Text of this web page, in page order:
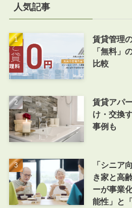
人気記事
賃貸管理
「無料」
比較
賃貸アパ
け・交換
事例も
「シニア
き家と高
ーが事業
能性」と